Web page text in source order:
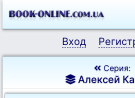
Вход
Серия:
Алексей